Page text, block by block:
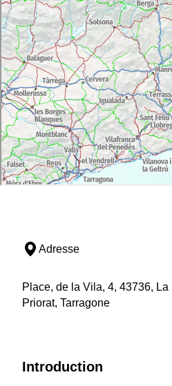
Adresse
Place, de la Vila, 4, 43736, La
Priorat, Tarragone
Introduction